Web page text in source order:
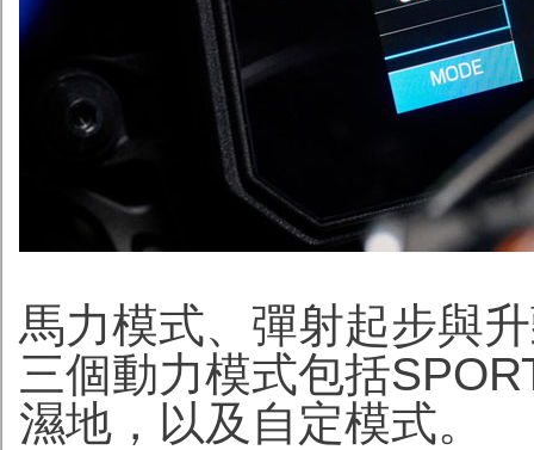
馬力模式、彈射起步與
三個動力模式包括
濕地，以及自定模式。